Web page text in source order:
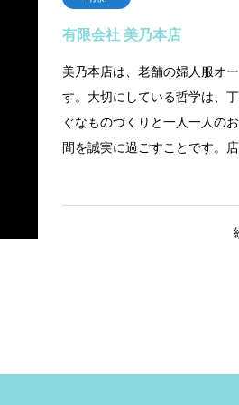
有限会社 美乃本店
美乃本店は、老舗の婦人服オ
す。大切にしている哲学は、
ぐなものづくりと一人一人の
間を誠実に過ごすことです。